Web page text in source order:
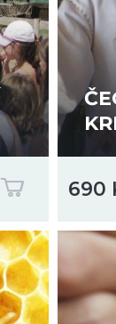
690